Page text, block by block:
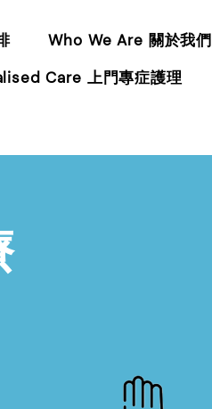
Who We Are 關於我們
Care 上門專症護理